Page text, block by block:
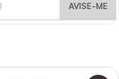
AVISE-ME